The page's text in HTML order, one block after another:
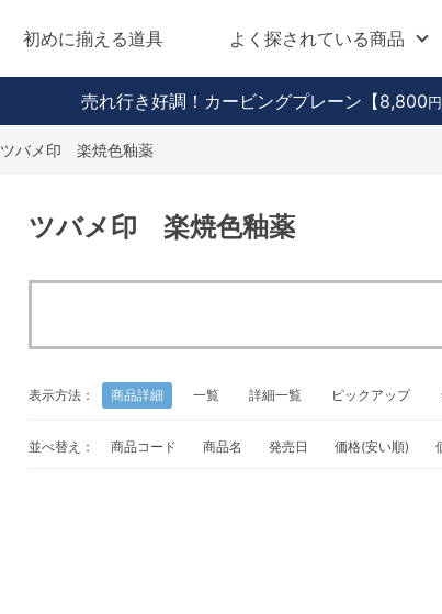
初めに揃える道具 よく探されている商品
売れ行き好調！カービングプレーン 【8,800
ツバメ印 楽焼色釉薬
ツバメ印 楽焼色釉薬
表示方法： 商品詳細 一覧 詳細一覧 ピックアップ
並べ替え： 商品コード 商品名 発売日 価格(安い順)